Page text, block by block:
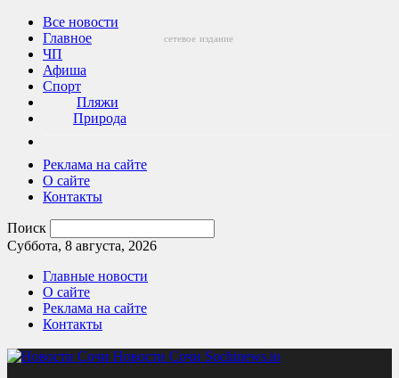
Все новости
Главное
ЧП
Афиша
Спорт
Пляжи
Природа
Реклама на сайте
О сайте
Контакты
Поиск
Суббота, 8 августа, 2026
Главные новости
О сайте
Реклама на сайте
Контакты
Новости Сочи Sochinews.io
сетевое издание